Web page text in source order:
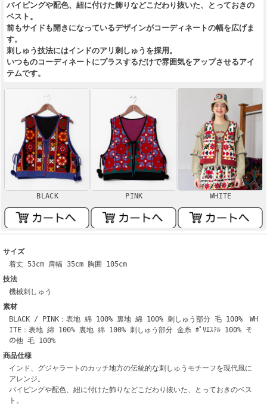
パイピングや配色、紐に付けた飾りなどこだわり抜いた、とっておきの
ベスト。
前もサイドも開きになっているデザインがコーディネートの幅を広げま
す。
刺しゅう技法にはインドのアリ刺しゅうを採用。
いつものコーディネートにプラスするだけで雰囲気をアップさせるアイ
テムです。
BLACK PINK WHITE
サイズ
着丈 53cm 肩幅 35cm 胸囲 105cm
技法
機械刺しゅう
素材
BLACK / PINK：表地 綿 100% 裏地 綿 100% 刺しゅう部分 毛 100% WH
ITE：表地 綿 100% 裏地 綿 100% 刺しゅう部分 金糸 ﾎﾟﾘｴｽﾃﾙ 100% そ
の他 毛 100%
商品仕様
インド、グジャラートのカッチ地方の伝統的な刺しゅうモチーフを現代風に
アレンジ。
パイピングや配色、紐に付けた飾りなどこだわり抜いた、とっておきのベス
ト。